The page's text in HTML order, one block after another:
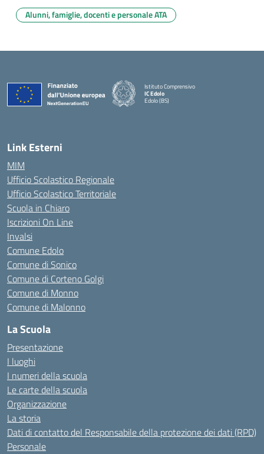
Alunni, famiglie, docenti e personale ATA
Istituto Comprensivo
IC Edolo
Edolo (BS)
Link Esterni
MIM
Ufficio Scolastico Regionale
Ufficio Scolastico Territoriale
Scuola in Chiaro
Iscrizioni On Line
Invalsi
Comune Edolo
Comune di Sonico
Comune di Corteno Golgi
Comune di Monno
Comune di Malonno
La Scuola
Presentazione
I luoghi
I numeri della scuola
Le carte della scuola
Organizzazione
La storia
Dati di contatto del Responsabile della protezione dei dati (RPD)
Personale